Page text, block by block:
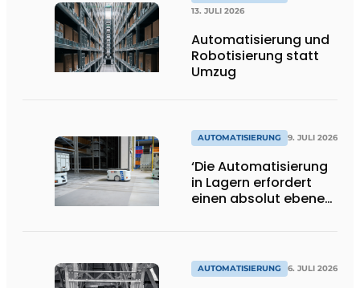
13. JULI 2026
Automatisierung und
Robotisierung statt
Umzug
AUTOMATISIERUNG 9. JULI 2026
‘Die Automatisierung
in Lagern erfordert
einen absolut ebenen
AUTOMATISIERUNG 6. JULI 2026